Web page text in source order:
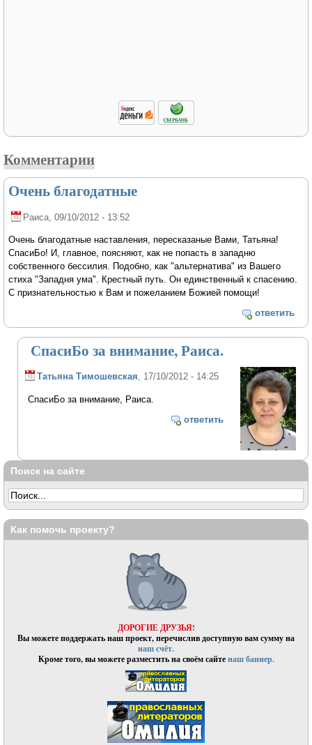
Комментарии
Очень благодатные
Раиса , 09/10/2012 - 13:52
Очень благодатные наставления, пересказаные Вами, Татьяна!
СпасиБо! И, главное, поясняют, как не попасть в западню
собственного бессилия. Подобно, как "альтернатива" из Вашего
стиха "Западня ума". Крестный путь. Он единственный к спасению.
С признательностью к Вам и пожеланием Божией помощи!
ответить
СпасиБо за внимание, Раиса.
Татьяна Тимошевская, 17/10/2012 - 14:25
СпасиБо за внимание, Раиса.
ответить
Поиск на сайте
Как помочь проекту?
ДОРОГИЕ ДРУЗЬЯ!
Вы можете поддержать наш проект, перечислив доступную вам сумму на
наш счёт.
Кроме того, вы можете разместить на своём сайтенаш баннер.